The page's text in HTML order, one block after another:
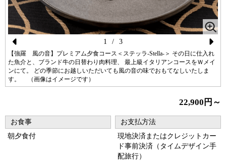
Pr
ev
io
【強羅 風の音】プレミアム夕食コース＜ステッラ-Stella-＞ その日に仕入れ
た魚介と、ブランド牛の日替わり肉料理、 最上級イタリアンコースをＷメイ
ンにて。 どの季節にお越しいただいても風の音の味でおもてなしいたしま
す。 （画像はイメージです）
N
ex
t
1 / 3
22,900円～
お食事
朝夕食付
お支払方法
現地決済またはクレジットカー
ド事前決済（タイムデザイン手
配旅行）